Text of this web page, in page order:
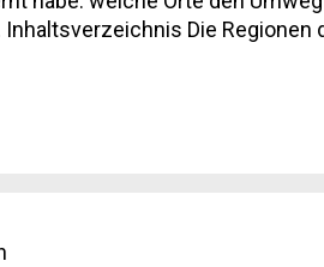
Die Regionen